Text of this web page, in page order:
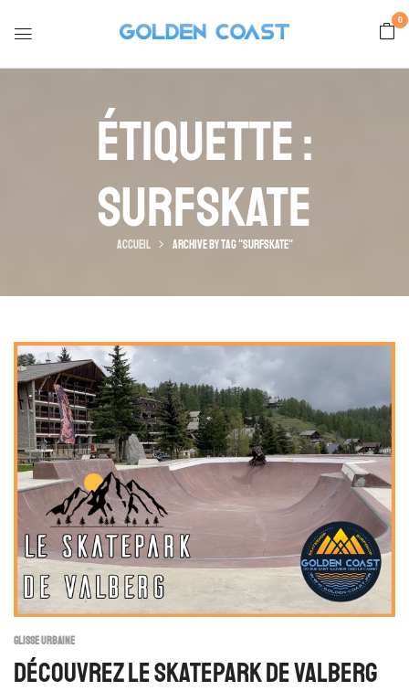
0
Étiquette :
Surfskate
Accueil Archive by tag "surfskate"
GLISSE URBAINE
Découvrez Le Skatepark De Valberg